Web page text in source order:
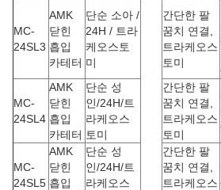
MC-
24SL3
AMK
닫힌
흡입
카테터
단순 소아 /
24H / 트라
케오스토
미
간단한 팔
꿈치 연결,
트라케오스
토미
MC-
24SL4
AMK
닫힌
흡입
카테터
단순 성
인/24H/트
라케오스
토미
간단한 팔
꿈치 연결,
트라케오스
토미
MC-
24SL5
AMK
닫힌
흡입
단순 성
인/24H/트
라케오스
간단한 팔
꿈치 연결,
트라케오스